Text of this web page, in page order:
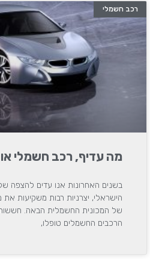
רכב חשמלי
מה עדיף, רכב חשמלי
בשנים האחרונות אנו עדים להצפה
הישראלי, יצרניות רבות משקיעות את
של המכונית החשמלית הבאה.
הרכבים החשמלים טופלו,